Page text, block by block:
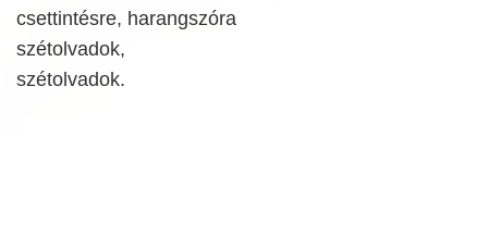
csettintésre, harangszóra
szétolvadok,
szétolvadok.